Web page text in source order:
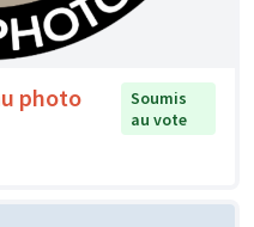
photo
Soumis
au vote